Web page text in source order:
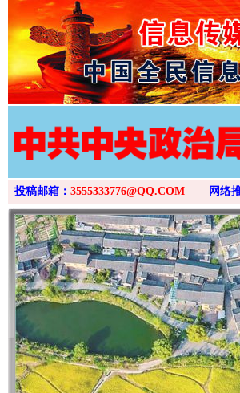
投稿邮箱： 3555333776@QQ.COM 网络